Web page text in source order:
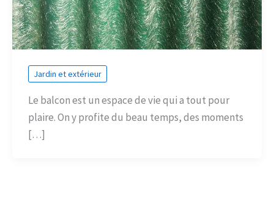
Jardin et extérieur
Le balcon est un espace de vie qui a tout pour
plaire. On y profite du beau temps, des moments
[…]